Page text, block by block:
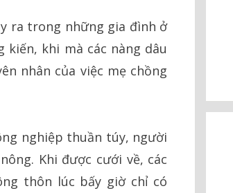
ra trong những gia đình ở
khi mà các nàng dâu
nhân của việc mẹ chồng
nghiệp thuần túy, người
Khi được cưới về, các
thôn lúc bấy giờ chỉ có